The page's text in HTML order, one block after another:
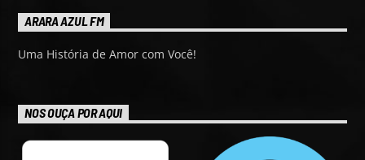
ARARA AZUL FM
Uma História de Amor com Você!
NOS OUÇA POR AQUI